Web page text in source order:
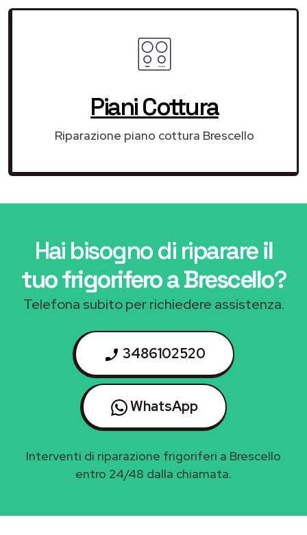
Piani Cottura
Riparazione piano cottura Brescello
Hai bisogno di riparareil
tuo frigorifero a Brescello?
Telefona subito per richiedere assistenza.
3486102520
WhatsApp
Interventi di riparazione frigoriferi a Brescello
entro 24/48 dalla chiamata.